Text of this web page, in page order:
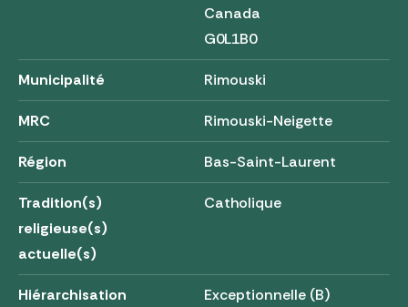
Canada
G0L1B0
Municipalité Rimouski
MRC Rimouski-Neigette
Région Bas-Saint-Laurent
Tradition(s)
religieuse(s)
actuelle(s)
Catholique
Hiérarchisation
Exceptionnelle (B)